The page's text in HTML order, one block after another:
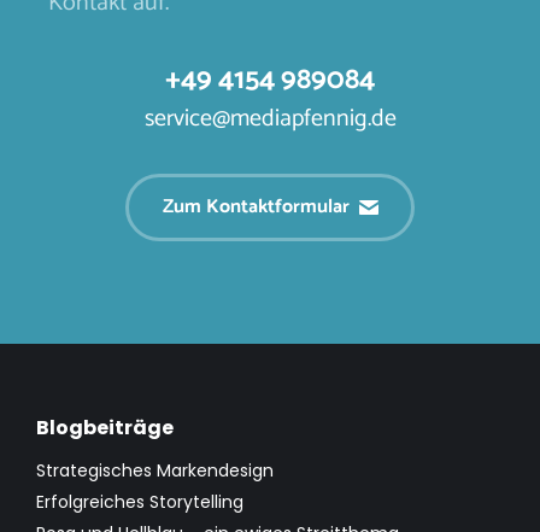
+49 4154 989084
service@mediapfennig.de
Zum Kontaktformular
Blogbeiträge
Strategisches Markendesign
Erfolgreiches Storytelling